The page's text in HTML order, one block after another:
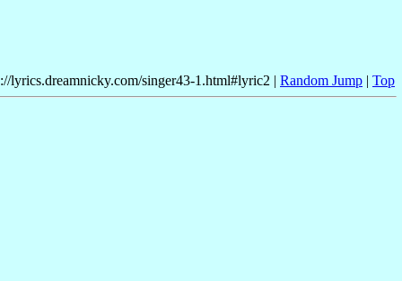
lyrics.dreamnicky.com/singer43-1.html#lyric2 | Random Jump | Top